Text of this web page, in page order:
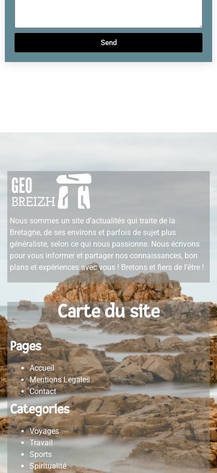
Send
Nous sommes un site d’actualités qui traite de la
Bretagne, de ses environs et parfois de sujet plus
généraliste, selon ce qui nous passionne. Nous écrivons
pour vous informer et partager nos connaissances, bon
plans et expériences avec vous ! Bretons et fiers de l’être !
Carte du site
Pages
Accueil
Mentions Légales
Contact
Categories
Voyages
Travail
Sports
Spiritualité